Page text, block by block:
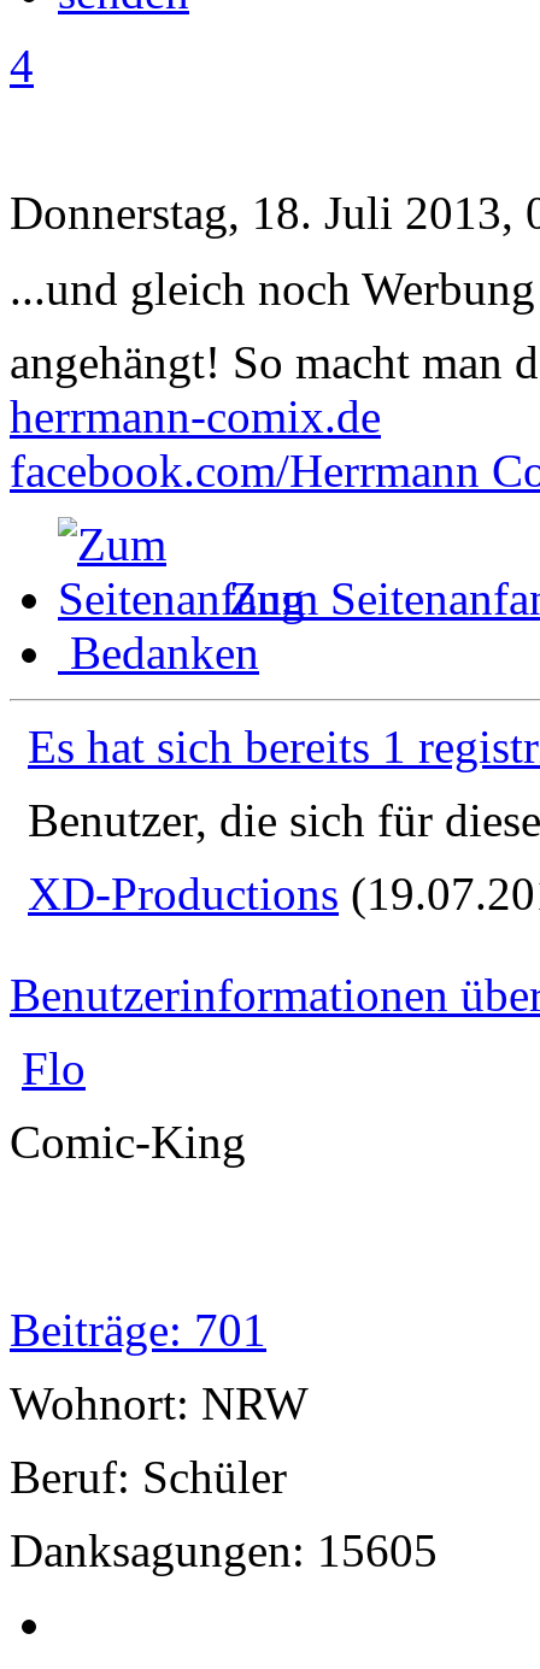
4
Donnerstag, 18. Juli 2013,
...und gleich noch
angehängt! So macht man
herrmann-comix.de
facebook.com/Herrmann
Zum
Bedanken
Es hat sich bereits 1
Benutzer, die sich für
XD-Productions
Benutzerinformationen
Flo
Comic-King
Beiträge: 701
Wohnort: NRW
Beruf: Schüler
Danksagungen: 15605